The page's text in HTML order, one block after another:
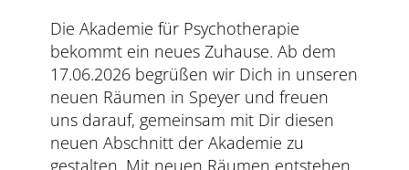
Die Akademie für Psychotherapie
bekommt ein neues Zuhause. Ab dem
17.06.2026 begrüßen wir Dich in unseren
neuen Räumen in Speyer und freuen
uns darauf, gemeinsam mit Dir diesen
neuen Abschnitt der Akademie zu